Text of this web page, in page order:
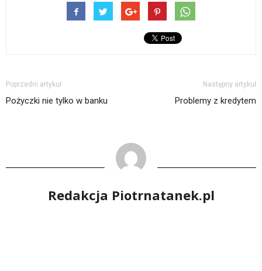
Poprzedni artykuł
Pożyczki nie tylko w banku
Następny artykuł
Problemy z kredytem
Redakcja Piotrnatanek.pl